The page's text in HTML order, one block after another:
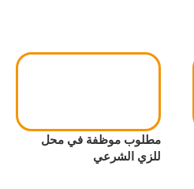
مطلوب موظفة في محل
للزي الشرعي